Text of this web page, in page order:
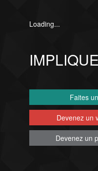
Loading...
Faites
Devenez un
Devenez un